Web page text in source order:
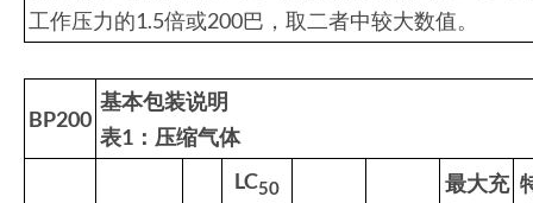
工作压力的1.5倍或200巴，取二者中较大数值。
BP200
基本包装说明
表1 ：压缩气体
LC50
最大充